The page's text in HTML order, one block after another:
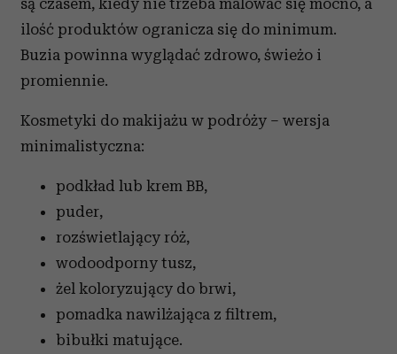
ilość produktów ogranicza się do minimum.
Buzia powinna wyglądać zdrowo, świeżo i
promiennie.
Kosmetyki do makijażu w podróży – wersja
minimalistyczna:
podkład lub krem BB,
puder,
rozświetlający róż,
wodoodporny tusz,
żel koloryzujący do brwi,
pomadka nawilżająca z filtrem,
bibułki matujące.